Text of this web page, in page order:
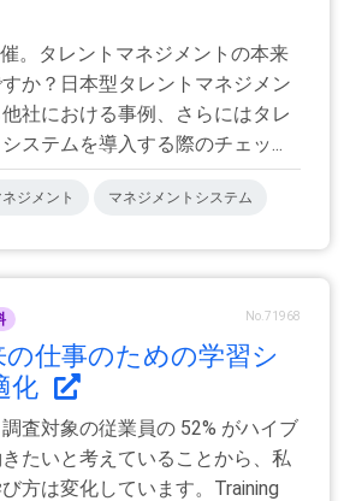
。タレントマネジメントの本来
か？日本型タレントマネジメン
社における事例、さらにはタレ
ステムを導入する際のチェッ...
ジメント マネジメントシステム
No.71968
の仕事のための学習シ
化
査対象の従業員の 52% がハイブ
たいと考えていることから、私
方は変化しています。Training